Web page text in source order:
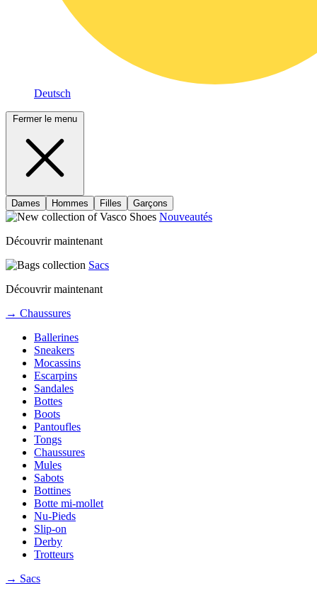
Deutsch
Fermer le menu
Dames Hommes Filles Garçons
Nouveautés
Découvrir maintenant
Sacs
Découvrir maintenant
→ Chaussures
Ballerines
Sneakers
Mocassins
Escarpins
Sandales
Bottes
Boots
Pantoufles
Tongs
Chaussures
Mules
Sabots
Bottines
Botte mi-mollet
Nu-Pieds
Slip-on
Derby
Trotteurs
→ Sacs